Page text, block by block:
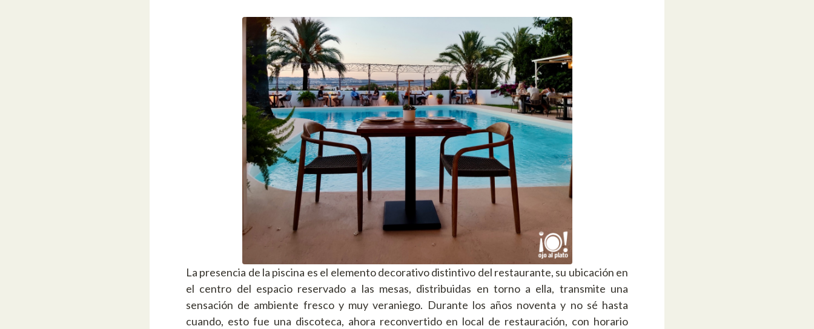
La presencia de la piscina es el elemento decorativo distintivo del restaurante, su ubicación en
el centro del espacio reservado a las mesas, distribuidas en torno a ella, transmite una
sensación de ambiente fresco y muy veraniego. Durante los años noventa y no sé hasta
cuando, esto fue una discoteca, ahora reconvertido en local de restauración, con horario